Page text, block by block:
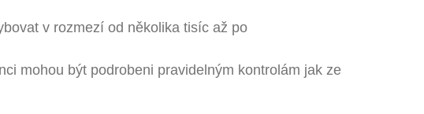
v rozmezí od několika tisíc až po
mohou být podrobeni pravidelným kontrolám jak ze